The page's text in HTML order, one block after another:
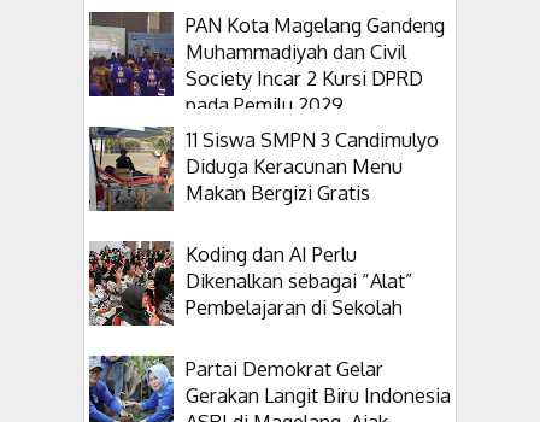
PAN Kota Magelang Gandeng
Muhammadiyah dan Civil
Society Incar 2 Kursi DPRD
pada Pemilu 2029
11 Siswa SMPN 3 Candimulyo
Diduga Keracunan Menu
Makan Bergizi Gratis
Koding dan AI Perlu
Dikenalkan sebagai “Alat”
Pembelajaran di Sekolah
Partai Demokrat Gelar
Gerakan Langit Biru Indonesia